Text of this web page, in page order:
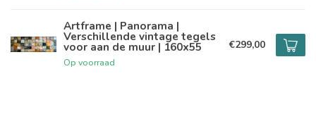
Artframe | Panorama |
Verschillende vintage tegels
voor aan de muur | 160x55
Op voorraad
€299,00